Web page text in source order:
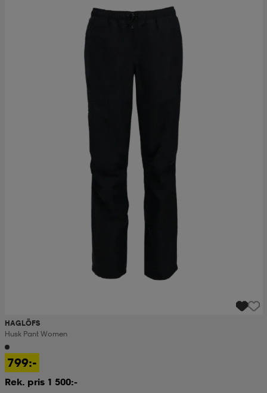
HAGLÖFS
Husk Pant Women
799:-
Rek. pris 1 500:-